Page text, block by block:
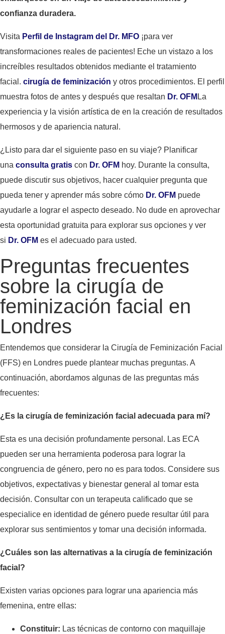
confianza duradera.
Visita Perfil de Instagram del Dr. MFO ¡para ver
transformaciones reales de pacientes! Eche un vistazo a los
increíbles resultados obtenidos mediante el tratamiento
facial. cirugía de feminización y otros procedimientos. El perfil
muestra fotos de antes y después que resaltan Dr. OFM La
experiencia y la visión artística de en la creación de resultados
hermosos y de apariencia natural.
¿Listo para dar el siguiente paso en su viaje? Planificar
una consulta gratis con Dr. OFM hoy. Durante la consulta,
puede discutir sus objetivos, hacer cualquier pregunta que
pueda tener y aprender más sobre cómo Dr. OFM puede
ayudarle a lograr el aspecto deseado. No dude en aprovechar
esta oportunidad gratuita para explorar sus opciones y ver
si Dr. OFM es el adecuado para usted.
Preguntas frecuentes
sobre la cirugía de
feminización facial en
Londres
Entendemos que considerar la Cirugía de Feminización Facial
(FFS) en Londres puede plantear muchas preguntas. A
continuación, abordamos algunas de las preguntas más
frecuentes:
¿Es la cirugía de feminización facial adecuada para mí?
Esta es una decisión profundamente personal. Las ECA
pueden ser una herramienta poderosa para lograr la
congruencia de género, pero no es para todos. Considere sus
objetivos, expectativas y bienestar general al tomar esta
decisión. Consultar con un terapeuta calificado que se
especialice en identidad de género puede resultar útil para
explorar sus sentimientos y tomar una decisión informada.
¿Cuáles son las alternativas a la cirugía de feminización
facial?
Existen varias opciones para lograr una apariencia más
femenina, entre ellas:
Constituir: Las técnicas de contorno con maquillaje